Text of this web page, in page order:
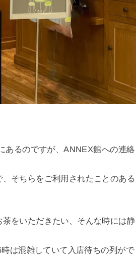
あるのですが、ANNEX館への連絡
そちらをご利用されたことのある
をいただきたい、そんな時には静
は混雑していて入店待ちの列がで